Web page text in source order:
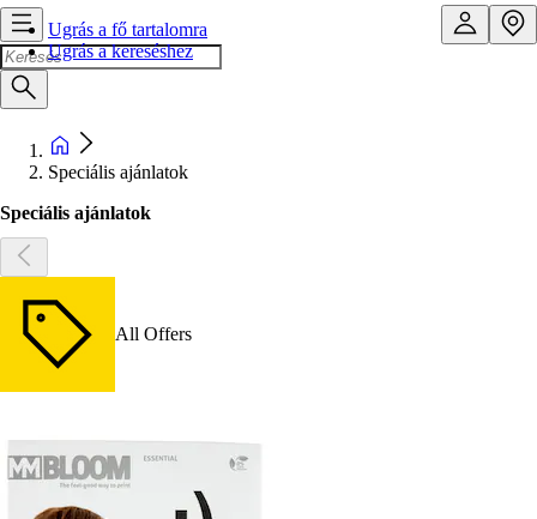
Ugrás a fő tartalomra
Ugrás a kereséshez
Speciális ajánlatok
Speciális ajánlatok
All Offers